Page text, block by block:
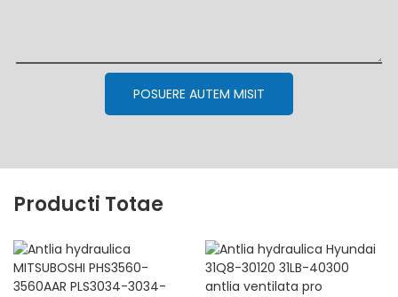
POSUERE AUTEM MISIT
Producti Totae